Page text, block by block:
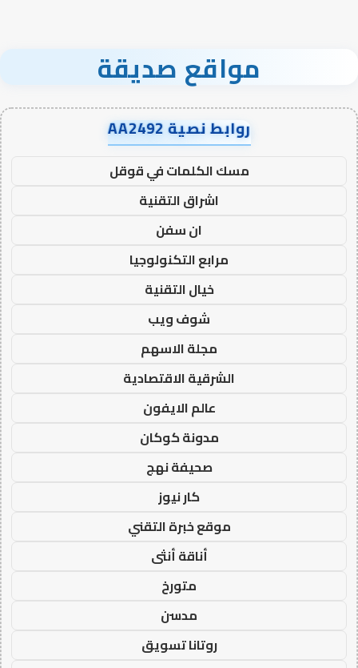
مواقع صديقة
روابط نصية AA2492
مسك الكلمات في قوقل
اشراق التقنية
ان سفن
مرابع التكنولوجيا
خيال التقنية
شوف ويب
مجلة الاسهم
الشرقية الاقتصادية
عالم الايفون
مدونة كوكان
صحيفة نهج
كار نيوز
موقع خبرة التقني
أناقة أنثى
متورخ
مدسن
روتانا تسويق